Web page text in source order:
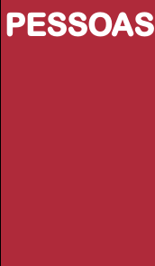
PESSOAS